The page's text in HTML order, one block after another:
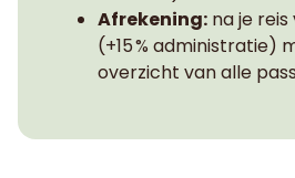
Afrekening: na je
(+15 % administratie)
overzicht van alle